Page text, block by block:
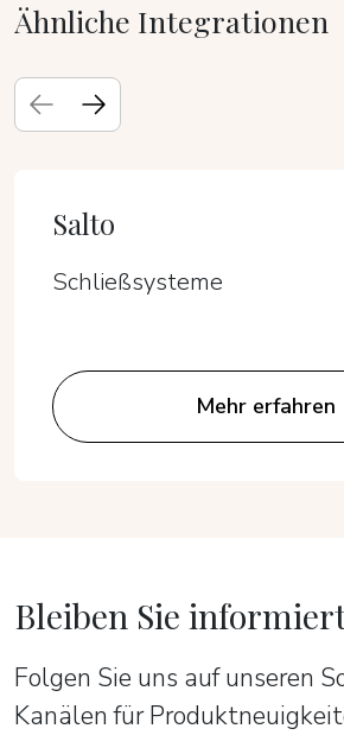
Ähnliche Integrationen
Salto
Schließsysteme
Mehr erfahren
Bleiben Sie
Folgen Sie uns auf unseren
Kanälen für